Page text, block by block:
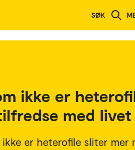
SØK
ikke er
med livet
ikke er heterofile sliter mer